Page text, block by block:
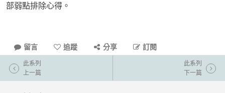
部弱點排除心得。
留言 追蹤 分享 訂閱
此系列
上一篇
此系列
下一篇